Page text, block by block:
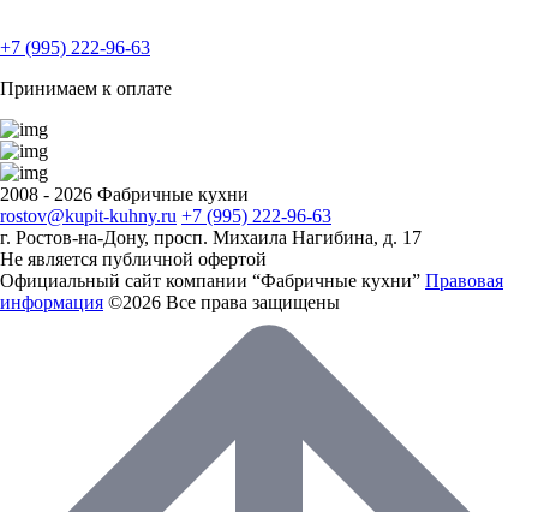
+7 (995) 222-96-63
Принимаем к оплате
2008 - 2026 Фабричные кухни
rostov@kupit-kuhny.ru +7 (995) 222-96-63
г. Ростов-на-Дону, ​просп. Михаила Нагибина, д. 17
Не является публичной офертой
Официальный сайт компании “Фабричные кухни” Правовая
информация ©2026 Все права защищены